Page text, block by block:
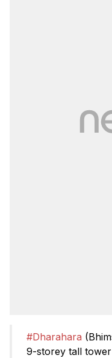
#Dharahara
9-storey tall